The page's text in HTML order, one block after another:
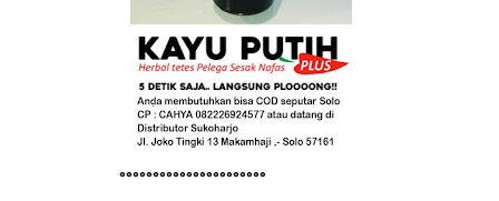
°°°°°°°°°°°°°°°°°°°°°°